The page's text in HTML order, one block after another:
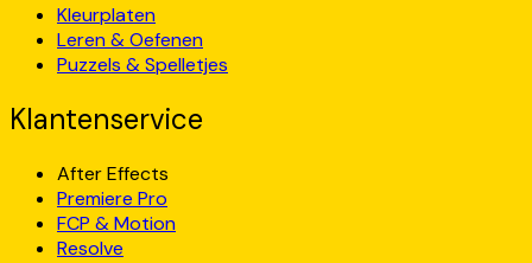
Kleurplaten
Leren & Oefenen
Puzzels & Spelletjes
Klantenservice
After Effects
Premiere Pro
FCP & Motion
Resolve